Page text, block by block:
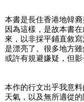
本書是長住香港地韓
因為這樣，是故本書
來，以非採平鋪直敘
是漂亮了。很多地方
或許有規避嫌疑，但影
本作的行文出乎我意
天氣，以及無所適從